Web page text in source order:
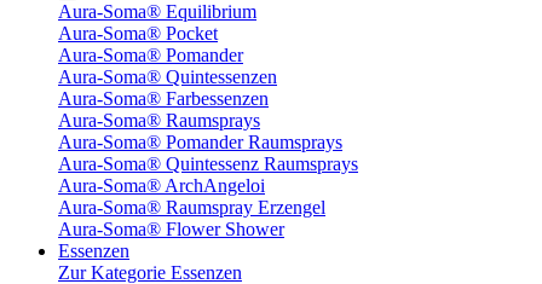
Aura-Soma® Equilibrium
Aura-Soma® Pocket
Aura-Soma® Pomander
Aura-Soma® Quintessenzen
Aura-Soma® Farbessenzen
Aura-Soma® Raumsprays
Aura-Soma® Pomander Raumsprays
Aura-Soma® Quintessenz Raumsprays
Aura-Soma® ArchAngeloi
Aura-Soma® Raumspray Erzengel
Aura-Soma® Flower Shower
Essenzen
Zur Kategorie Essenzen